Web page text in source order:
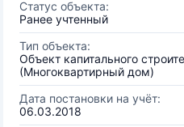
Статус объекта:
Ранее учтенный
Тип объекта:
Объект капитального
(Многоквартирный дом)
Дата постановки на учёт:
06.03.2018